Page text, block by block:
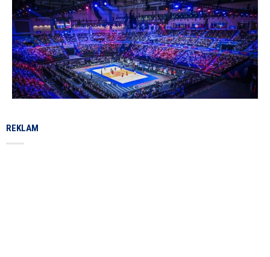
REKLAM